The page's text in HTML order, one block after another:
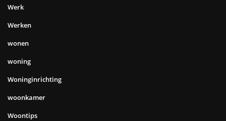
Werk
Werken
wonen
woning
Woninginrichting
woonkamer
Woontips